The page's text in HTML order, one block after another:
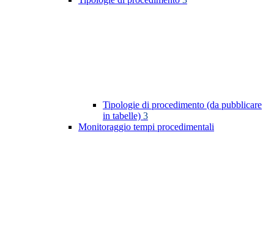
Tipologie di procedimento (da pubblicare
in tabelle) 3
Monitoraggio tempi procedimentali